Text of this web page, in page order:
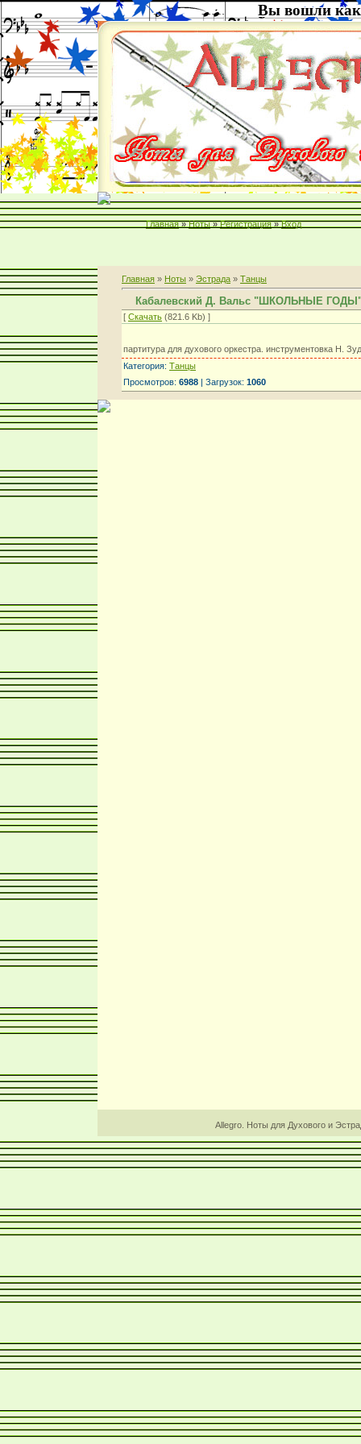
Вы вошли как
Главная » Ноты » Регистрация » Вход
Главная » Ноты » Эстрада » Танцы
Кабалевский Д. Вальс "ШКОЛЬНЫЕ
[ Скачать (821.6 Kb) ]
партитура для духового оркестра. инструментовка Н.
Категория: Танцы
Просмотров: 6988 | Загрузок: 1060
Allegro. Ноты для Духового и